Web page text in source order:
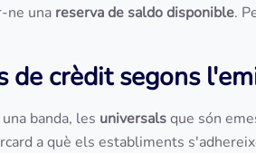
ne una reserva de saldo disponible.
de crèdit segons
banda, les universalsque són
a què els establiments